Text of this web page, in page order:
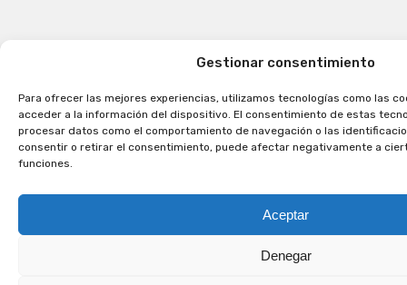
Gestionar consentimiento
Para ofrecer las mejores experiencias, utilizamos tecnologías como las
acceder a la información del dispositivo. El consentimiento de estas
procesar datos como el comportamiento de navegación o las
consentir o retirar el consentimiento, puede afectar negativamente a
funciones.
Aceptar
Denegar